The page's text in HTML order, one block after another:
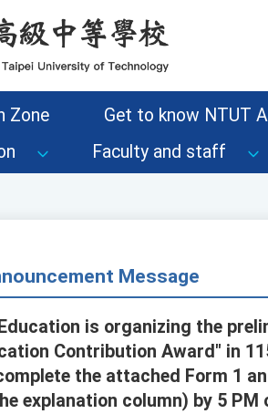
Zone
Get to know NTUT
Faculty and staff
Message
is organizing the
Contribution Award" in
the attached Form 1
explanation column) by 5 PM